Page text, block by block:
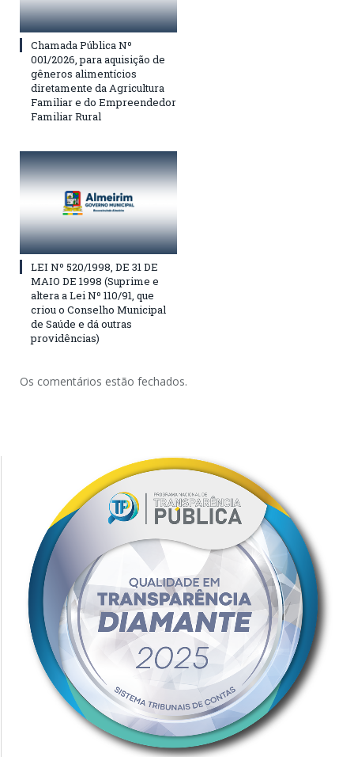
Chamada Pública Nº
001/2026, para aquisição de
gêneros alimentícios
diretamente da Agricultura
Familiar e do Empreendedor
Familiar Rural
LEI Nº 520/1998, DE 31 DE
MAIO DE 1998 (Suprime e
altera a Lei Nº 110/91, que
criou o Conselho Municipal
de Saúde e dá outras
providências)
Os comentários estão fechados.